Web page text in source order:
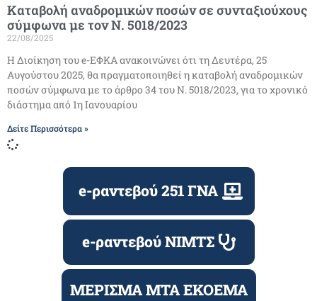
Καταβολή αναδρομικών ποσών σε συνταξιούχους
σύμφωνα με τον Ν. 5018/2023
22/08/2025
Η Διοίκηση του e-ΕΦΚΑ ανακοινώνει ότι τη Δευτέρα, 25
Αυγούστου 2025, θα πραγματοποιηθεί η καταβολή αναδρομικών
ποσών σύμφωνα με το άρθρο 34 του Ν. 5018/2023, για το χρονικό
διάστημα από 1η Ιανουαρίου
Δείτε Περισσότερα »
e-ραντεβού 251 ΓΝΑ
e-ραντεβού ΝΙΜΤΣ
ΜΕΡΙΣΜΑ ΜΤΑ ΕΚΟΕΜΑ